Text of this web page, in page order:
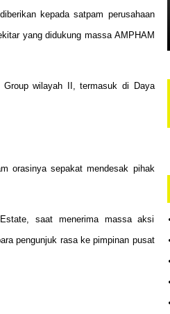
kepada satpam perusahaan
yang didukung massa AMPHAM
Group wilayah II, termasuk di Daya
orasinya sepakat mendesak pihak
saat menerima massa aksi
pengunjuk rasa ke pimpinan pusat